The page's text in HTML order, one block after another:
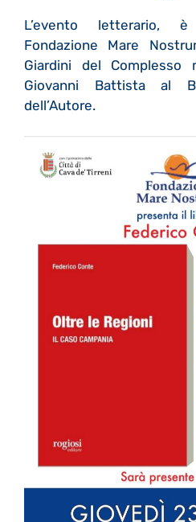
L’evento letterario,
Fondazione Mare
Giardini del Complesso
Giovanni Battista al
dell’Autore.